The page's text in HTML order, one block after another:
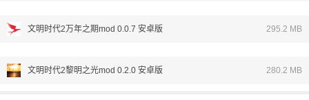
文明时代2万年之期mod 0.0.7 安卓版 295.2 MB
文明时代2黎明之光mod 0.2.0 安卓版 280.2 MB